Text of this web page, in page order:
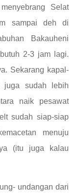
Selat
sampai deh di
Bakauheni
2-3 jam lagi.
Sekarang kapal-
juga sudah lebih
naik pesawat
sudah siap-siap
menuju
(itu juga kalau
undangan dari